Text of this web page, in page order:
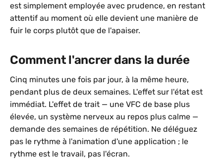
est simplement employée avec prudence, en restant
attentif au moment où elle devient une manière de
fuir le corps plutôt que de l'apaiser.
Comment l'ancrer dans la durée
Cinq minutes une fois par jour, à la même heure,
pendant plus de deux semaines. L'effet sur l'état est
immédiat. L'effet de trait — une VFC de base plus
élevée, un système nerveux au repos plus calme —
demande des semaines de répétition. Ne déléguez
pas le rythme à l'animation d'une application ; le
rythme est le travail, pas l'écran.